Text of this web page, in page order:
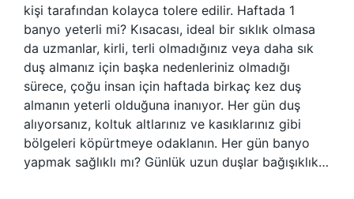
kişi tarafından kolayca tolere edilir. Haftada 1
banyo yeterli mi? Kısacası, ideal bir sıklık olmasa
da uzmanlar, kirli, terli olmadığınız veya daha sık
duş almanız için başka nedenleriniz olmadığı
sürece, çoğu insan için haftada birkaç kez duş
almanın yeterli olduğuna inanıyor. Her gün duş
alıyorsanız, koltuk altlarınız ve kasıklarınız gibi
bölgeleri köpürtmeye odaklanın. Her gün banyo
yapmak sağlıklı mı? Günlük uzun duşlar bağışıklık…